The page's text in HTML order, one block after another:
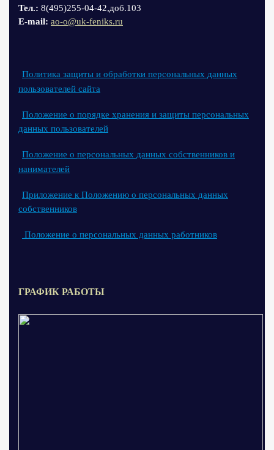
Тел.: 8(495)255-04-42,доб.103
Е-mail: ao-o@uk-feniks.ru
Политика защиты и обработки персональных данных
пользователей сайта
Положение о порядке хранения и защиты персональных
данных пользователей
Положение о персональных данных собственников и
нанимателей
Приложение к Положению о персональных данных
собственников
Положение о персональных данных работников
ГРАФИК РАБОТЫ